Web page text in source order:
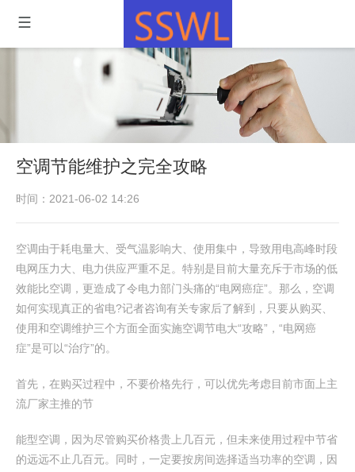
空调节能维护之完全攻略
时间：2021-06-02 14:26
空调由于耗电量大、受气温影响大、使用集中，导致用电高峰时段
电网压力大、电力供应严重不足。特别是目前大量充斥于市场的低
效能比空调，更造成了令电力部门头痛的“电网癌症”。那么，空调
如何实现真正的省电?记者咨询有关专家后了解到，只要从购买、
使用和空调维护三个方面全面实施空调节电大“攻略”，“电网癌
症”是可以“治疗”的。
首先，在购买过程中，不要价格先行，可以优先考虑目前市面上主
流厂家主推的节
能型空调，因为尽管购买价格贵上几百元，但未来使用过程中节省
的远远不止几百元。同时，一定要按房间选择适当功率的空调，因